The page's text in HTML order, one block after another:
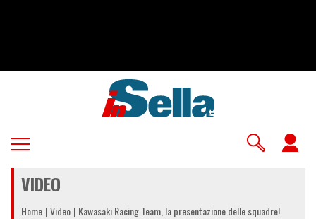
VIDEO
Home Video Kawasaki Racing Team, la presentazione delle squadre!